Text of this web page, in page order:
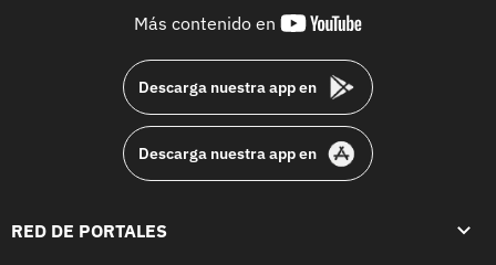
Más contenido en
youtube-
Descarga nuestra app en
Descarga nuestra app en
RED DE PORTALES